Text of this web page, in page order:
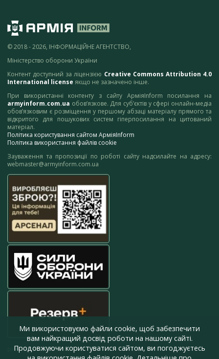
© 2018 - 2026, ІНФОРМАЦІЙНЕ АГЕНТСТВО,
Міністерство оборони України
Контент доступний за ліцензією Creative Commons Attribution 4.0
International license якщо не зазначено інше.
При використанні контенту з сайту АрміяInform посилання на
armyinform.com.ua обов’язкове. Для суб’єктів у сфері онлайн-медіа
обов’язковим є розміщення у першому абзаці матеріалу прямого та
відкритого для пошукових систем гіперпосилання на цитований
матеріал.
Політика користування сайтом АрміяInform
Політика використання файлів cookie
Зауваження та пропозиції по роботі сайту надсилайте на адресу:
webmaster@armyinform.com.ua
press@armyinform.com.ua
Ми використовуємо файли cookie, щоб забезпечити
вам найкращий досвід роботи на нашому сайті.
Продовжуючи користуватися сайтом, ви погоджуєтесь